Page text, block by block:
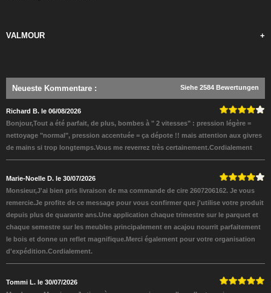
VALMOUR +
Neueste Kommentare : Siehe 2584 Bewertungen
Richard B. le 06/08/2026
Bonjour,Tout a été parfait, de plus, bombes à " 2 vitesses" : pression légère =
nettoyage "normal", pression accentuée = ça dépote !! mais attention aux givres
de mains si trop longtemps.Vous me reverrez très certainement.Cordialement
Marie-Noelle D. le 30/07/2026
Monsieur,J'ai bien pris livraison de ma commande de cire 2607206162. Je vous
remercie.Je profite de ce message pour vous confirmer que j'utilise votre produit
depuis plus de quarante ans.Une application chaque trimestre sur le parquet et
chaque semestre sur les meubles principalement en acajou nourrit parfaitement
le bois et donne un reflet magnifique.Merci également pour votre organisation
d'expédition.Cordialement.
Tommi L. le 30/07/2026